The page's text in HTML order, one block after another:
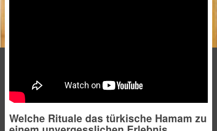
Welche Rituale das türkische Hamam zu